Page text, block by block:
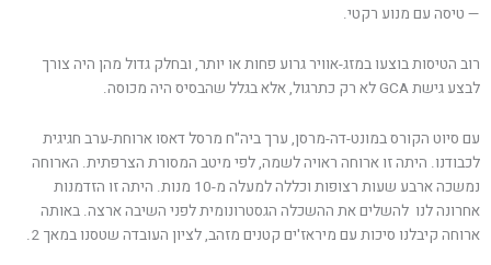
— טיסה עם מנוע רקטי.
רוב הטיסות בוצעו במזג-אוויר גרוע פחות או יותר, ובחלק גדול מהן היה צורך
לבצע גישת GCA לא רק כתרגול, אלא בגלל שהבסיס היה מכוסה.
עם סיוט הקורס במונט-דה-מרסן, ערך ביה"ח מרסל דאסו ארוחת-ערב חגיגית
לכבודנו. היתה זו ארוחה ראויה לשמה, לפי מיטב המסורת הצרפתית. הארוחה
נמשכה ארבע שעות רצופות וכללה למעלה מ-10 מנות. היתה זו הזדמנות
אחרונה לנו להשלים את ההשכלה הגסטרונומית לפני השיבה ארצה. באותה
ארוחה קיבלנו סיכות עם מיראז'ים קטנים מזהב, לציון העובדה שטסנו במאך 2.